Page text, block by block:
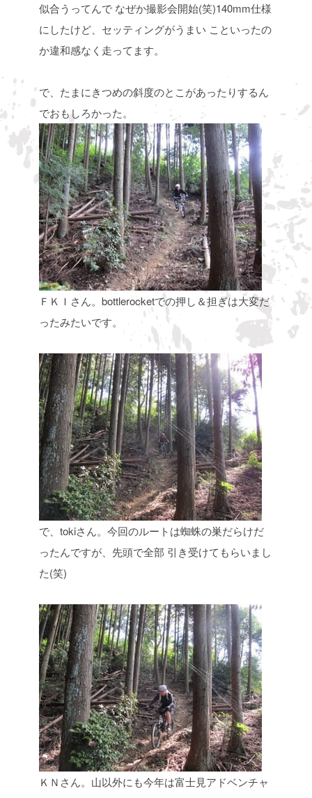
似合うってんで なぜか撮影会開始(笑)140mm仕様
にしたけど、セッティングがうまい こといったの
か違和感なく走ってます。
で、たまにきつめの斜度のとこがあったりするん
でおもしろかった。
ＦＫＩさん。bottlerocketでの押し＆担ぎは大変だ
ったみたいです。
で、tokiさん。今回のルートは蜘蛛の巣だらけだ
ったんですが、先頭で全部 引き受けてもらいまし
た(笑)
ＫＮさん。山以外にも今年は富士見アドベンチャ